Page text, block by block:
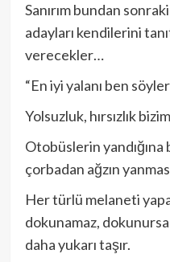
Sanırım bundan
adayları kendilerini
verecekler…
“En iyi yalanı ben
Yolsuzluk, hırsızlık
Otobüslerin yandığına
çorbadan ağzın
Her türlü melaneti
dokunamaz,
daha yukarı taşır.